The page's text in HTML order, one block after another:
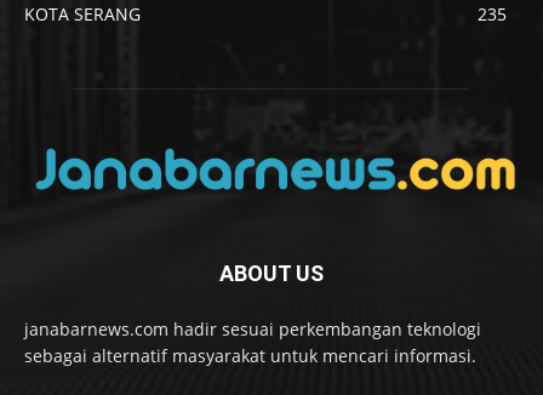
KOTA SERANG
235
ABOUT US
janabarnews.com hadir sesuai perkembangan teknologi
sebagai alternatif masyarakat untuk mencari informasi.